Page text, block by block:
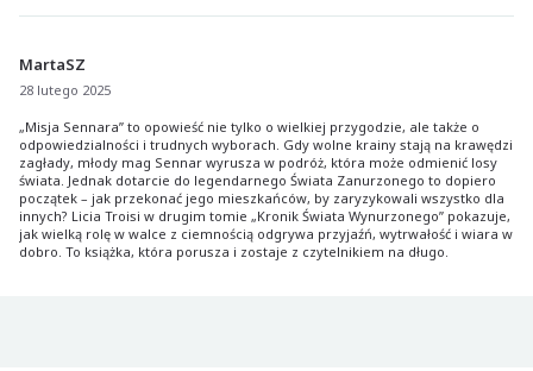
MartaSZ
28 lutego 2025
„Misja Sennara” to opowieść nie tylko o wielkiej przygodzie, ale także o
odpowiedzialności i trudnych wyborach. Gdy wolne krainy stają na krawędzi
zagłady, młody mag Sennar wyrusza w podróż, która może odmienić losy
świata. Jednak dotarcie do legendarnego Świata Zanurzonego to dopiero
początek – jak przekonać jego mieszkańców, by zaryzykowali wszystko dla
innych? Licia Troisi w drugim tomie „Kronik Świata Wynurzonego” pokazuje,
jak wielką rolę w walce z ciemnością odgrywa przyjaźń, wytrwałość i wiara w
dobro. To książka, która porusza i zostaje z czytelnikiem na długo.